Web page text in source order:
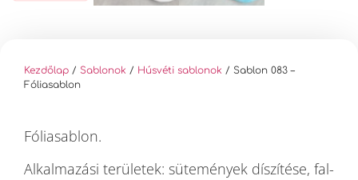
Kezdőlap / Sablonok / Húsvéti sablonok / Sablon 083 –
Fóliasablon
Fóliasablon.
Alkalmazási területek: sütemények díszítése, fal-